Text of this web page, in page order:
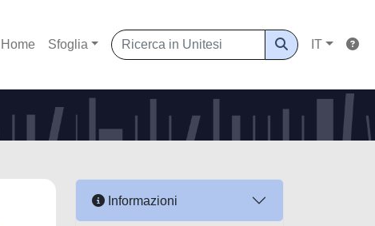
Home Sfoglia IT
Informazioni